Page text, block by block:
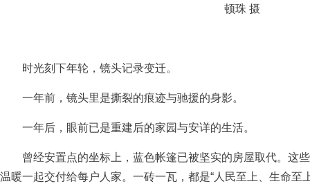
顿珠 摄
时光刻下年轮，镜头记录变迁。
一年前，镜头里是撕裂的痕迹与驰援的身影。
一年后，眼前已是重建后的家园与安详的生活。
曾经安置点的坐标上，蓝色帐篷已被坚实的房屋取代。这
温暖一起交付给每户人家。一砖一瓦，都是“人民至上、生命至